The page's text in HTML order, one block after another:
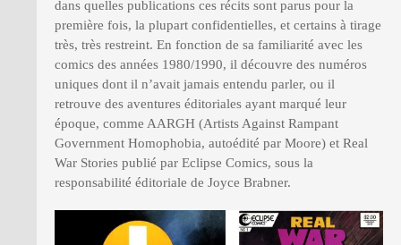
dans quelles publications ces récits sont parus pour la
première fois, la plupart confidentielles, et certains à tirage
très, très restreint. En fonction de sa familiarité avec les
comics des années 1980/1990, il découvre des numéros
uniques dont il n’avait jamais entendu parler, ou il
retrouve des aventures éditoriales ayant marqué leur
époque, comme AARGH (Artists Against Rampant
Government Homophobia, autoédité par Moore) et Real
War Stories publié par Eclipse Comics, sous la
responsabilité éditoriale de Joyce Brabner.